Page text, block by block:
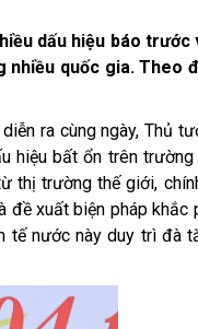
dấu hiệu báo trước
nhiều quốc gia. Theo
ra cùng ngày, Thủ
hiệu bất ổn trên
thị trường thế giới,
đề xuất biện pháp khắc
tế nước nàyduy trì đà